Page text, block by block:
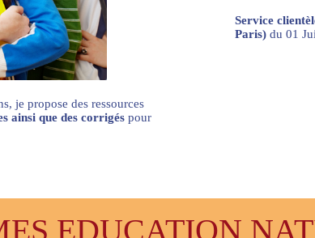
je propose des ressources
ainsi que des corrigés pour
Service
Paris) du 01
EDUCATION